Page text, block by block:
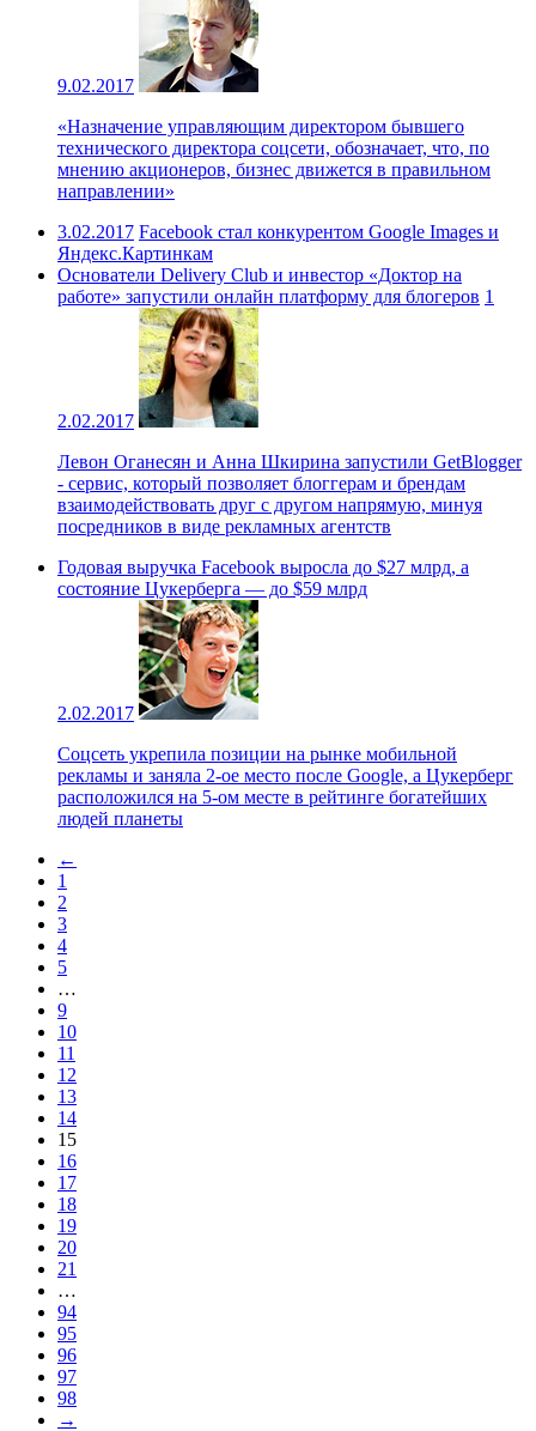
9.02.2017
«Назначение управляющим директором бывшего
технического директора соцсети, обозначает, что, по
мнению акционеров, бизнес движется в правильном
направлении»
3.02.2017 Facebook стал конкурентом Google Images и
Яндекс.Картинкам
Основатели Delivery Club и инвестор «Доктор на
работе» запустили онлайн платформу для блогеров 1
2.02.2017
Левон Оганесян и Анна Шкирина запустили GetBlogger
- сервис, который позволяет блоггерам и брендам
взаимодействовать друг с другом напрямую, минуя
посредников в виде рекламных агентств
Годовая выручка Facebook выросла до $27 млрд, а
состояние Цукерберга — до $59 млрд
2.02.2017
Соцсеть укрепила позиции на рынке мобильной
рекламы и заняла 2-ое место после Google, а Цукерберг
расположился на 5-ом месте в рейтинге богатейших
людей планеты
←
1
2
3
4
5
…
9
10
11
12
13
14
15
16
17
18
19
20
21
…
94
95
96
97
98
→